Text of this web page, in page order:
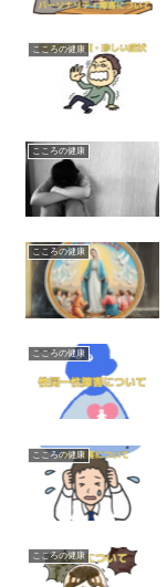
こころの健康
こころの健康
こころの健康
こころの健康
こころの健康
こころの健康